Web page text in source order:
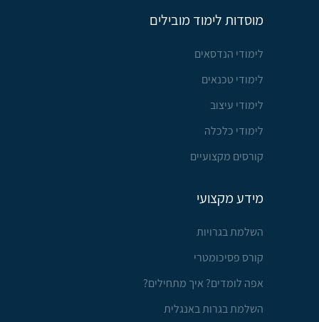
מוסדות לימוד מובילים
לימודי הנדסאים
לימודי טכנאים
לימודי עיצוב
לימודי כלכלה
קורסים מקצועיים
מידע מקצועי
השלמת בגרויות
קורס פסיכומטרי
אפה לומדים? איך מתחילים?
השלמת בגרות באנגלית